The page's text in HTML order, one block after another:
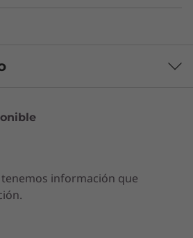
para su empresa.
exclusivas necesidades
tenemos información que